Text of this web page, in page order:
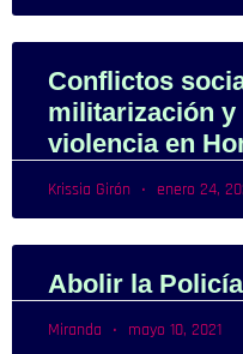
Conflictos
militarización y
violencia en
Krissia Girón enero 24,
Abolir la
Miranda mayo 10, 2021